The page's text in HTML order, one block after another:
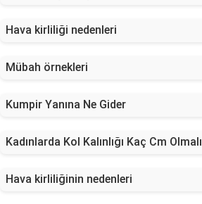
Hava kirliliği nedenleri
Mübah örnekleri
Kumpir Yanına Ne Gider
Kadınlarda Kol Kalınlığı Kaç Cm Olmalı
Hava kirliliğinin nedenleri